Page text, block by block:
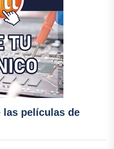
las películas de